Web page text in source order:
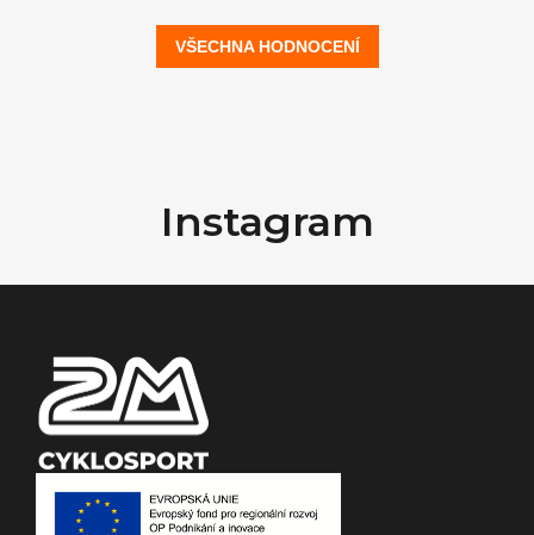
VŠECHNA HODNOCENÍ
t
Instagram